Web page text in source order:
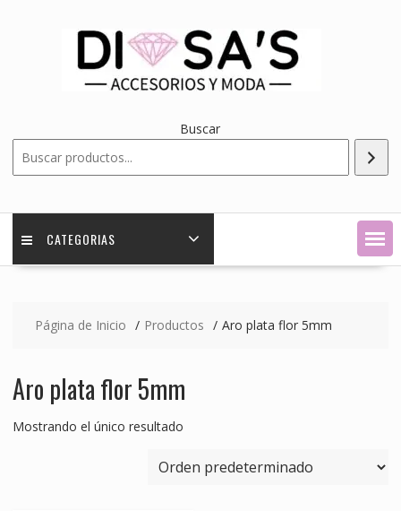
Buscar
CATEGORIAS
Página de Inicio Productos Aro plata flor 5mm
Aro plata flor 5mm
Mostrando el único resultado